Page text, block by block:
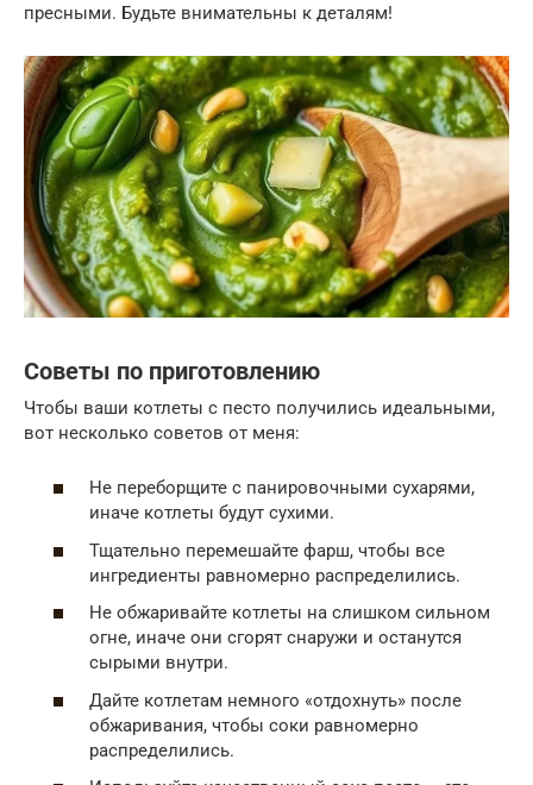
пресными. Будьте внимательны к деталям!
Советы по приготовлению
Чтобы ваши котлеты с песто получились идеальными,
вот несколько советов от меня:
Не переборщите с панировочными сухарями,
иначе котлеты будут сухими.
Тщательно перемешайте фарш, чтобы все
ингредиенты равномерно распределились.
Не обжаривайте котлеты на слишком сильном
огне, иначе они сгорят снаружи и останутся
сырыми внутри.
Дайте котлетам немного «отдохнуть» после
обжаривания, чтобы соки равномерно
распределились.